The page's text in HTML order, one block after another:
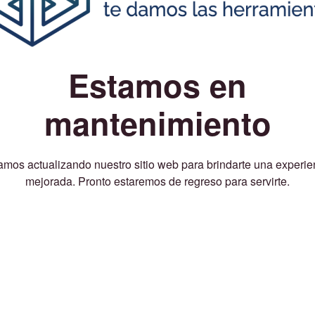
Estamos en
mantenimiento
actualizando nuestro sitio web para brindarte una
mejorada. Pronto estaremos de regreso para servirte.